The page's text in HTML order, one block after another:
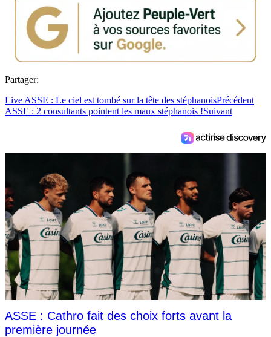
Partager:
Live ASSE : Le ciel est tombé sur la tête des stéphanoisPrécédent
ASSE : 2 consultants pointent les maux stéphanois !Suivant
ASSE : Cathro fait des choix forts avant la
première journée